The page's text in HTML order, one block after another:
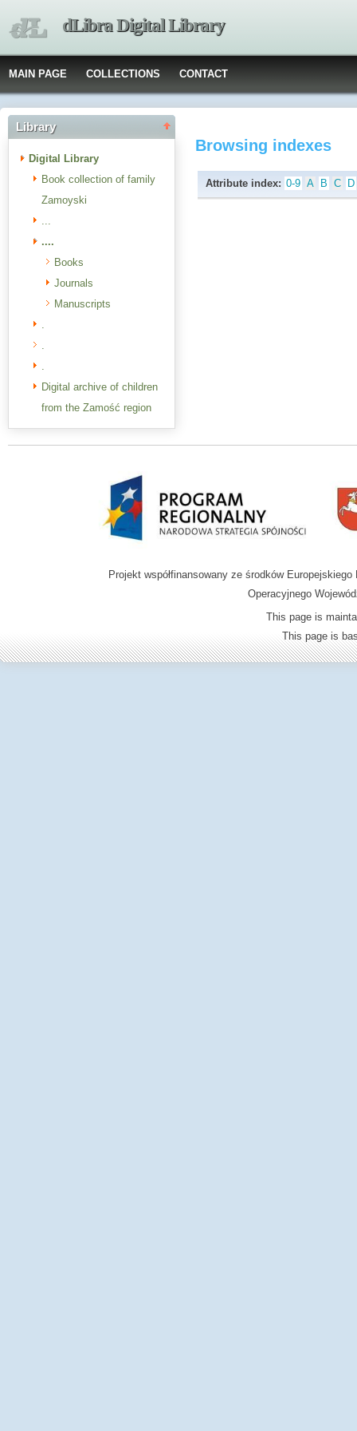
dLibra Digital Library
MAIN PAGE COLLECTIONS CONTACT
Library
Digital Library
Book collection of family
Zamoyski
...
....
Books
Journals
Manuscripts
.
.
.
Digital archive of children
from the Zamość region
Browsing indexes
Attribute index: 0-9 A B C D
Projekt współfinansowany ze środków
Operacyjnego
This page is
This page is